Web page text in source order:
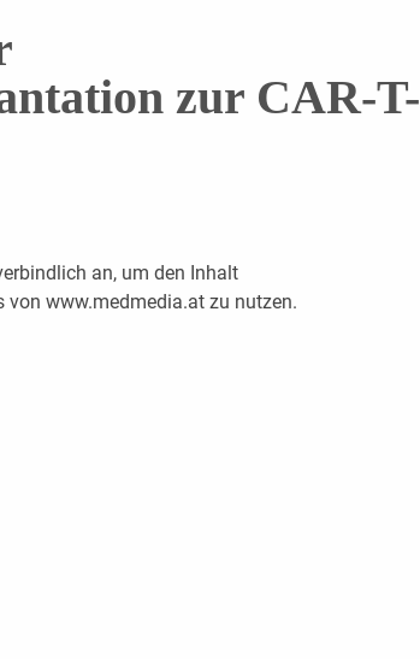
zur CAR-T-
an, um den Inhalt
von www.medmedia.at zu nutzen.